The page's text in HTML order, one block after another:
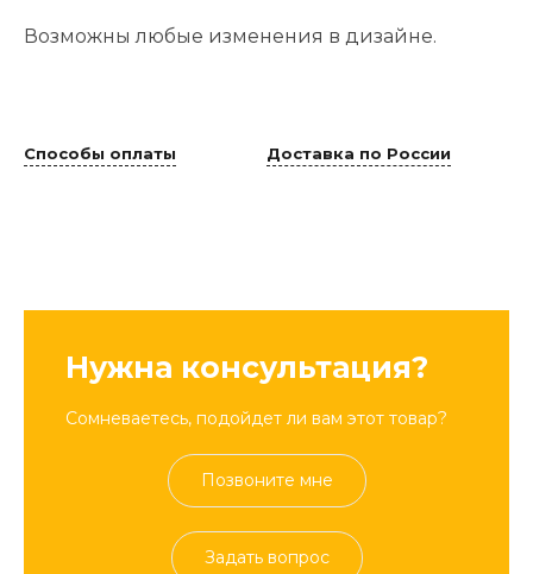
Возможны любые изменения в дизайне.
Способы оплаты Доставка по России
Нужна консультация?
Сомневаетесь, подойдет ли вам этот товар?
Позвоните мне
Задать вопрос